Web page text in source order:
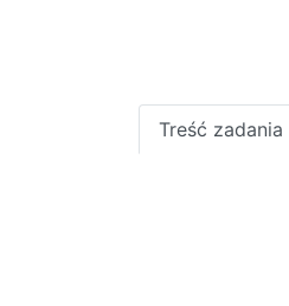
Treść zadania